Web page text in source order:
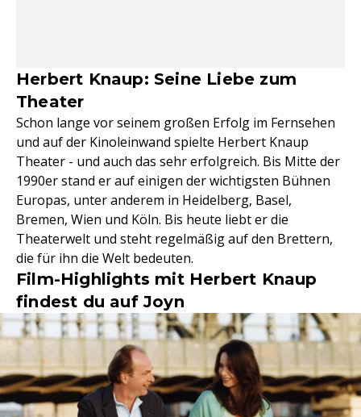
Herbert Knaup: Seine Liebe zum
Theater
Schon lange vor seinem großen Erfolg im Fernsehen
und auf der Kinoleinwand spielte Herbert Knaup
Theater - und auch das sehr erfolgreich. Bis Mitte der
1990er stand er auf einigen der wichtigsten Bühnen
Europas, unter anderem in Heidelberg, Basel,
Bremen, Wien und Köln. Bis heute liebt er die
Theaterwelt und steht regelmäßig auf den Brettern,
die für ihn die Welt bedeuten.
Film-Highlights mit Herbert Knaup
findest du auf Joyn